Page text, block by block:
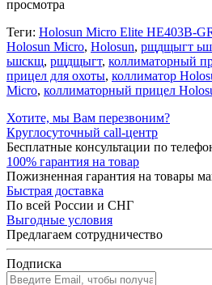
просмотра
Теги: Holosun Micro Elite HE403B-
Holosun Micro, Holosun, рщдщыгт
ьшскщ, рщдщыгт, коллиматорный
прицел для охоты, коллиматор
Micro, коллиматорный прицел
Хотите, мы Вам перезвоним?
Круглосуточный call-центр
Бесплатные консультации по
100% гарантия на товар
Пожизненная гарантия на товары
Быстрая доставка
По всей России и СНГ
Выгодные условия
Предлагаем сотрудничество
Подписка